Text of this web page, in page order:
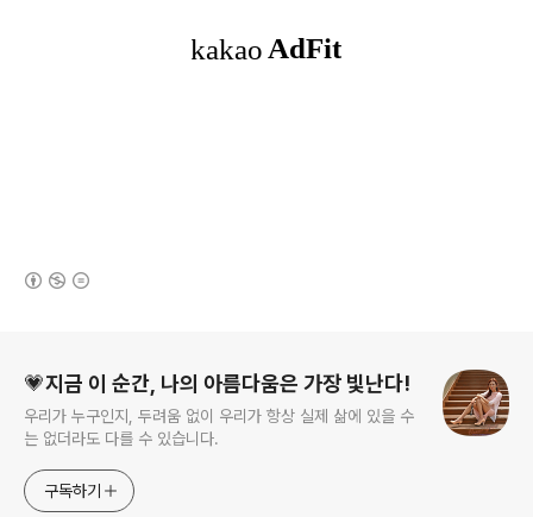
💗지금 이 순간, 나의 아름다움은 가장 빛난다!
우리가 누구인지, 두려움 없이 우리가 항상 실제 삶에 있을 수
는 없더라도 다를 수 있습니다.
구독하기